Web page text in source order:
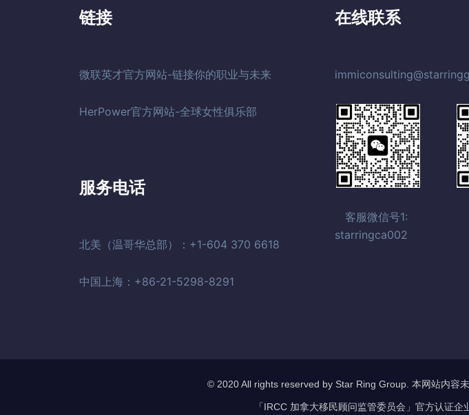
链接
微联英才官方网站-链接你的职业与未来
HerPower官方网站-全球女性俱乐部
服务电话
北美（温哥华总部）：+1-604 370 6618
中国上海：+86-21-5298-8291
在线联系
客服微信号1: 客
starringca002
© 2020 All rights reserved by Star Ring Group. 本网站内容
「IRCC 加拿大移民顾问监管委员会」官方认证